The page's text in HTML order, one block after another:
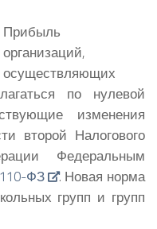
Прибыль
организаций,
осуществляющих
по нулевой
изменения
второй Налогового
Федеральным
ФЗ
. Новая норма
групп и групп